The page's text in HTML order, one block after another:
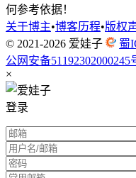
何参考依据！
关于博主•博客历程•版权
© 2021-2026 爱娃子 蜀
公网安备51192302000245
×
登录